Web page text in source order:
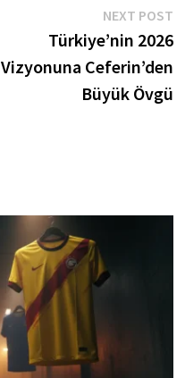
NEXT POST
Türkiye’nin 2026
Vizyonuna Ceferin’den
Büyük Övgü